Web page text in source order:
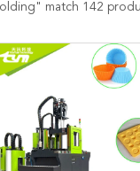
" match 142